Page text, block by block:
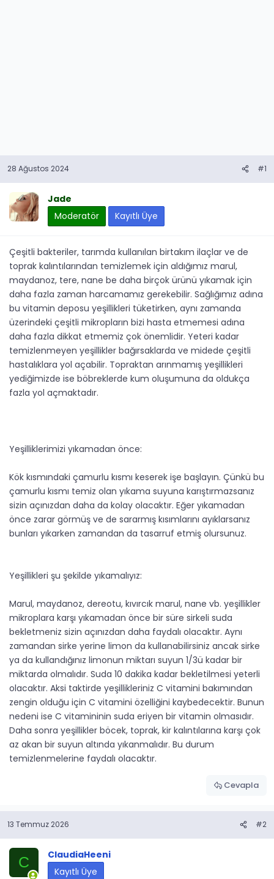
28 Ağustos 2024 #1
Jade
Moderatör
Kayıtlı Üye
Çeşitli bakteriler, tarımda kullanılan birtakım ilaçlar ve de
toprak kalıntılarından temizlemek için aldığımız marul,
maydanoz, tere, nane be daha birçok ürünü yıkamak için
daha fazla zaman harcamamız gerekebilir. Sağlığımız adına
bu vitamin deposu yeşillikleri tüketirken, aynı zamanda
üzerindeki çeşitli mikropların bizi hasta etmemesi adına
daha fazla dikkat etmemiz çok önemlidir. Yeteri kadar
temizlenmeyen yeşillikler bağırsaklarda ve midede çeşitli
hastalıklara yol açabilir. Topraktan arınmamış yeşillikleri
yediğimizde ise böbreklerde kum oluşumuna da oldukça
fazla yol açmaktadır.
Yeşilliklerimizi yıkamadan önce:
Kök kısmındaki çamurlu kısmı keserek işe başlayın. Çünkü bu
çamurlu kısmı temiz olan yıkama suyuna karıştırmazsanız
sizin açınızdan daha da kolay olacaktır. Eğer yıkamadan
önce zarar görmüş ve de sararmış kısımlarını ayıklarsanız
bunları yıkarken zamandan da tasarruf etmiş olursunuz.
Yeşillikleri şu şekilde yıkamalıyız:
Marul, maydanoz, dereotu, kıvırcık marul, nane vb. yeşillikler
mikroplara karşı yıkamadan önce bir süre sirkeli suda
bekletmeniz sizin açınızdan daha faydalı olacaktır. Aynı
zamandan sirke yerine limon da kullanabilirsiniz ancak sirke
ya da kullandığınız limonun miktarı suyun 1/3ü kadar bir
miktarda olmalıdır. Suda 10 dakika kadar bekletilmesi yeterli
olacaktır. Aksi taktirde yeşillikleriniz C vitamini bakımından
zengin olduğu için C vitamini özelliğini kaybedecektir. Bunun
nedeni ise C vitamininin suda eriyen bir vitamin olmasıdır.
Daha sonra yeşillikler böcek, toprak, kir kalıntılarına karşı çok
az akan bir suyun altında yıkanmalıdır. Bu durum
temizlenmelerine faydalı olacaktır.
Cevapla
13 Temmuz 2026 #2
C
ClaudiaHeeni
Kayıtlı Üye